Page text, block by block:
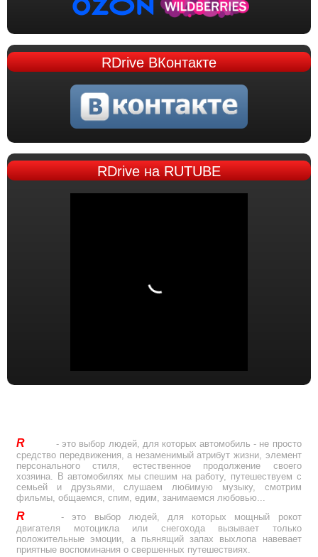
RDriveВКонтакте
RDriveна RUTUBE
R
- это выбор людей, для которых автомобиль - не просто
средство передвижения, а незаменимый атрибут жизни, элемент
персонального стиля, естественное продолжение своего
хозяина. В автомобилях мы спешим на работу, путешествуем с
семьей и друзьями, слушаем любимую музыку, смотрим
фильмы, общаемся, спим, едим, занимаемся любовью...
R
- это выбор людей, для которых мощный рокот
двигателя мотоцикла или снегохода вызывает только
положительные эмоции, а пьянящий запах выхлопа навевает
приятные воспоминания о свершенных путешествиях.